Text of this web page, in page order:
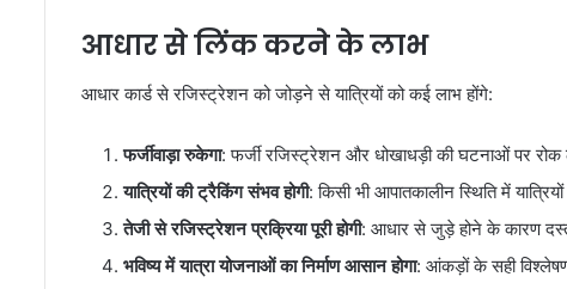
आधार से लिंक करने के लाभ
आधार कार्ड से रजिस्ट्रेशन को जोड़ने से यात्रियों को कई लाभ होंगे:
फर्जीवाड़ा रुकेगा: फर्जी रजिस्ट्रेशन और धोखाधड़ी की घटनाओं पर रोक
यात्रियों की ट्रैकिंग संभव होगी: किसी भी आपातकालीन स्थिति में
तेजी से रजिस्ट्रेशन प्रक्रिया पूरी होगी: आधार से जुड़े होने के कारण
भविष्य में यात्रा योजनाओं का निर्माण आसान होगा: आंकड़ों के सही